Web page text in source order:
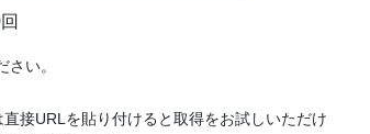
い。
接URLを貼り付けると取得をお試しいただけ